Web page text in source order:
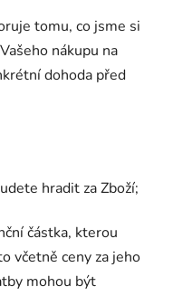
tomu, co jsme si
nákupu na
dohoda před
hradit za Zboží;
částka, kterou
včetně ceny za jeho
mohou být